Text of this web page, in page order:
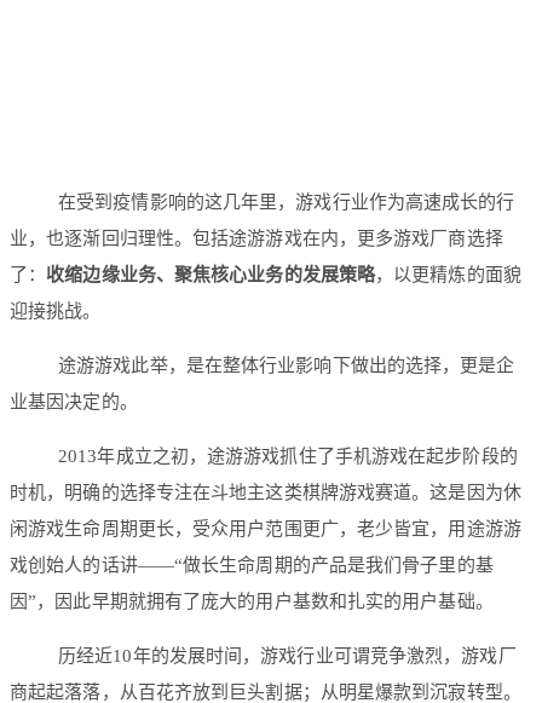
在受到疫情影响的这几年里，游戏行业作为高速成长的行
业，也逐渐回归理性。包括途游游戏在内，更多游戏厂商选择
了： 收缩边缘业务、聚焦核心业务的发展策略，以更精炼的面貌
迎接挑战。
途游游戏此举，是在整体行业影响下做出的选择，更是企
业基因决定的。
2013年成立之初，途游游戏抓住了手机游戏在起步阶段的
时机，明确的选择专注在斗地主这类棋牌游戏赛道。这是因为休
闲游戏生命周期更长，受众用户范围更广，老少皆宜，用途游游
戏创始人的话讲——“做长生命周期的产品是我们骨子里的基
因”，因此早期就拥有了庞大的用户基数和扎实的用户基础。
历经近10年的发展时间，游戏行业可谓竞争激烈，游戏厂
商起起落落，从百花齐放到巨头割据；从明星爆款到沉寂转型。